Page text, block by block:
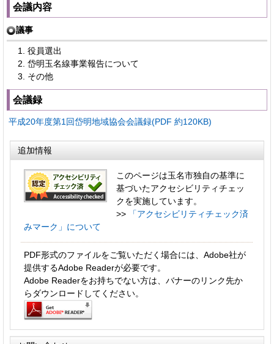
会議内容
議事
役員選出
岱明玉名線事業報告について
その他
会議録
平成20年度第1回岱明地域協会会議録(PDF 約120KB)
追加情報
このページは玉名市独自の基準に
基づいたアクセシビリティチェッ
クを実施しています。
>>
「アクセシビリティチェック済
みマーク」について
PDF形式のファイルをご覧いただく場合には、Adobe社が
提供するAdobe Readerが必要です。
Adobe Readerをお持ちでない方は、バナーのリンク先か
らダウンロードしてください。